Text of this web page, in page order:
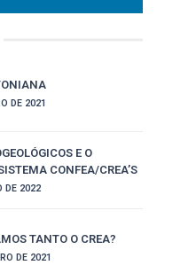
DE 2021
E O
CONFEA/CREA’S
DE 2022
TANTO O CREA?
DE 2021